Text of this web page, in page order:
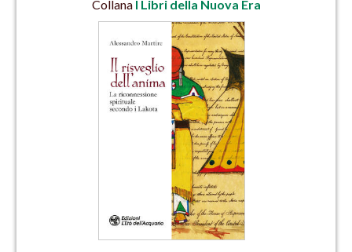
Collana I Libri della Nuova Era